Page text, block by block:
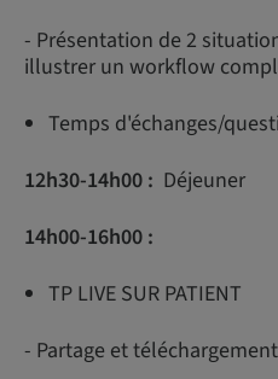
- Présentation de 2
illustrer un workflow
Temps d'échanges/
12h30-14h00 : Déjeuner
14h00-16h00 :
TP LIVE SUR PATIENT
- Partage et